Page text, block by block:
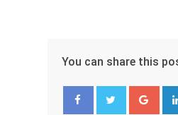
You can share this